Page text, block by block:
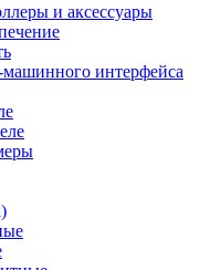
и аксессуары
машинного интерфейса